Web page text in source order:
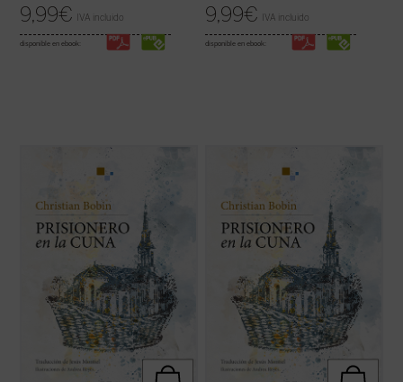
9,99€ IVA incluido
disponible en ebook:
9,99€ IVA incluido
disponible en ebook:
Christian Bobin evoca su infancia
francesa, ciudad de la que nunca se ha ido.
La delicadeza, sabiduría y brevedad
(ver ficha)
Christian Bobin evoca su infancia
francesa, ciudad de la que nunca se ha ido.
La delicadeza, sabiduría y brevedad
(ver ficha)